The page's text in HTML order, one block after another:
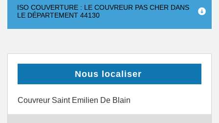
ISO COUVERTURE : LE COUVREUR PAS CHER DANS
LE DÉPARTEMENT 44130
Nous localiser
Couvreur Saint Emilien De Blain